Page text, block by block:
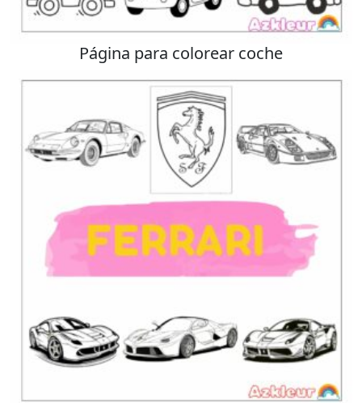
Página para colorear coche